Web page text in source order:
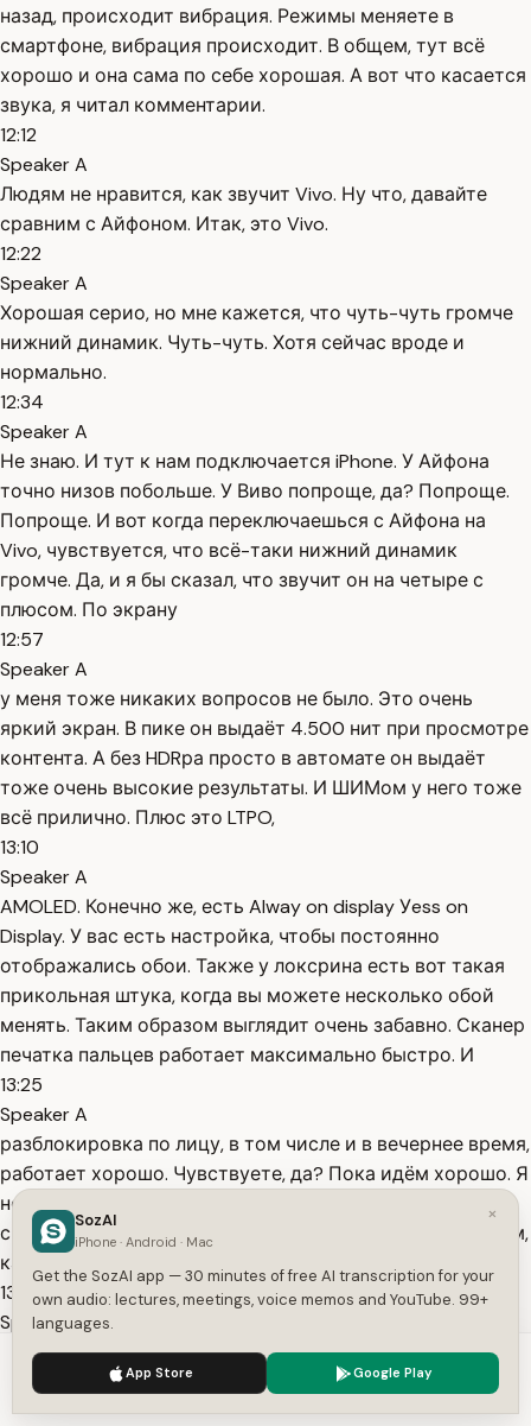
назад, происходит вибрация. Режимы меняете в
смартфоне, вибрация происходит. В общем, тут всё
хорошо и она сама по себе хорошая. А вот что касается
звука, я читал комментарии.
12:12
Speaker A
Людям не нравится, как звучит Vivo. Ну что, давайте
сравним с Айфоном. Итак, это Vivo.
12:22
Speaker A
Хорошая серио, но мне кажется, что чуть-чуть громче
нижний динамик. Чуть-чуть. Хотя сейчас вроде и
нормально.
12:34
Speaker A
Не знаю. И тут к нам подключается iPhone. У Айфона
точно низов побольше. У Виво попроще, да? Попроще.
Попроще. И вот когда переключаешься с Айфона на
Vivo, чувствуется, что всё-таки нижний динамик
громче. Да, и я бы сказал, что звучит он на четыре с
плюсом. По экрану
12:57
Speaker A
у меня тоже никаких вопросов не было. Это очень
яркий экран. В пике он выдаёт 4.500 нит при просмотре
контента. А без HDRра просто в автомате он выдаёт
тоже очень высокие результаты. И ШИМом у него тоже
всё прилично. Плюс это LTPO,
13:10
Speaker A
AMOLED. Конечно же, есть Alway on display Уess on
Display. У вас есть настройка, чтобы постоянно
отображались обои. Также у локсрина есть вот такая
прикольная штука, когда вы можете несколько обой
менять. Таким образом выглядит очень забавно. Сканер
печатка пальцев работает максимально быстро. И
13:25
Speaker A
разблокировка по лицу, в том числе и в вечернее время,
работает хорошо. Чувствуете, да? Пока идём хорошо. Я
не буду говорить, что это быстро работающий
смартфон, потому что это и так всё понятно. И по играм,
как вы поняли, у
13:35
Speaker A
него всё хорошо. Но Mediк всё-таки требует доработок
и согласование с какими-то другими производителями.
Также у экрана есть функция Ultra HDR, то есть
We use cookies to enhance your experience.
×
SozAI
iPhone · Android · Mac
Get the SozAI app — 30 minutes of free AI transcription for your
own audio: lectures, meetings, voice memos and YouTube. 99+
languages.
App Store Google Play